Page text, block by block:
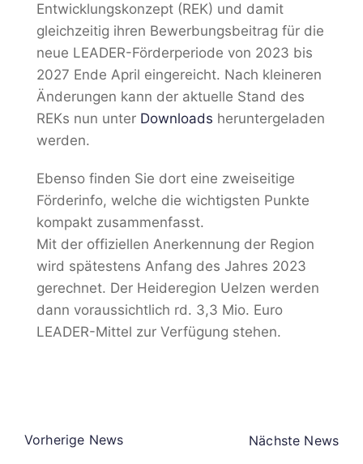
Entwicklungskonzept (REK) und damit
gleichzeitig ihren Bewerbungsbeitrag für die
neue LEADER-Förderperiode von 2023 bis
2027 Ende April eingereicht. Nach kleineren
Änderungen kann der aktuelle Stand des
REKs nun unter Downloads heruntergeladen
werden.
Ebenso finden Sie dort eine zweiseitige
Förderinfo, welche die wichtigsten Punkte
kompakt zusammenfasst.
Mit der offiziellen Anerkennung der Region
wird spätestens Anfang des Jahres 2023
gerechnet. Der Heideregion Uelzen werden
dann voraussichtlich rd. 3,3 Mio. Euro
LEADER-Mittel zur Verfügung stehen.
Vorherige News Nächste News